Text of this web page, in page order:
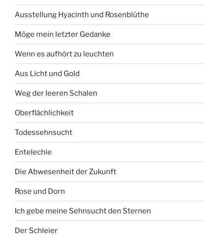
Ausstellung Hyacinth und Rosenblüthe
Möge mein letzter Gedanke
Wenn es aufhört zu leuchten
Aus Licht und Gold
Weg der leeren Schalen
Oberflächlichkeit
Todessehnsucht
Entelechie
Die Abwesenheit der Zukunft
Rose und Dorn
Ich gebe meine Sehnsucht den Sternen
Der Schleier